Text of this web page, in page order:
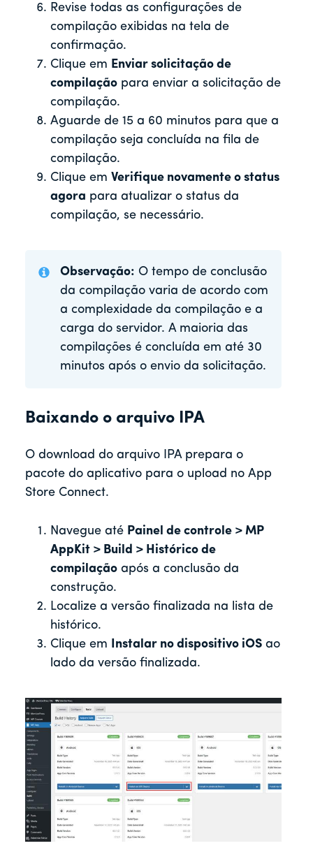
Revise todas as configurações de
compilação exibidas na tela de
confirmação.
Clique em Enviar solicitação de
compilação para enviar a solicitação de
compilação.
Aguarde de 15 a 60 minutos para que a
compilação seja concluída na fila de
compilação.
Clique em Verifique novamente o status
agora para atualizar o status da
compilação, se necessário.
Observação: O tempo de conclusão
da compilação varia de acordo com
a complexidade da compilação e a
carga do servidor. A maioria das
compilações é concluída em até 30
minutos após o envio da solicitação.
Baixando o arquivo IPA
O download do arquivo IPA prepara o
pacote do aplicativo para o upload no App
Store Connect.
Navegue até Painel de controle > MP
AppKit > Build > Histórico de
compilação após a conclusão da
construção.
Localize a versão finalizada na lista de
histórico.
Clique em
Instalar no dispositivo iOS ao
lado da versão finalizada.